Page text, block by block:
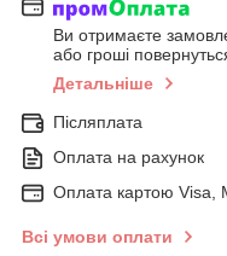
Ви отримаєте
або гроші
Детальніше
Післяплата
Оплата на рахунок
Оплата картою Visa,
Всі умови оплати